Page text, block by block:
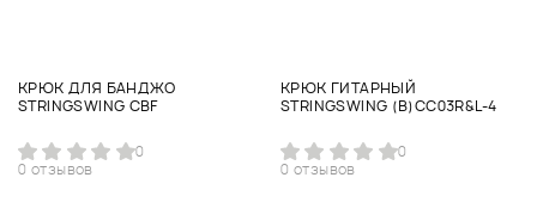
КРЮК ДЛЯ БАНДЖО
STRINGSWING CBF
0
0 отзывов
КРЮК ГИТАРНЫЙ
STRINGSWING (B)CC03R&L-4
0
0 отзывов